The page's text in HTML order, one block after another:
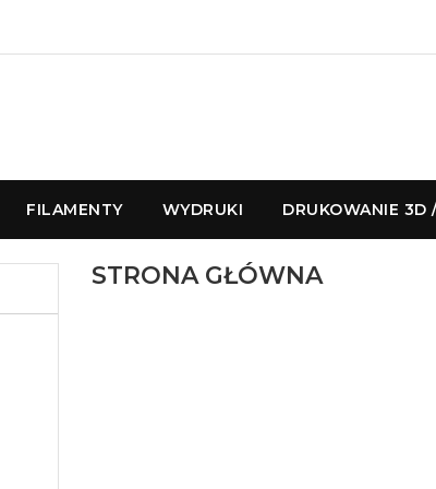
FILAMENTY WYDRUKI DRUKOWANIE 3D
STRONA GŁÓWNA